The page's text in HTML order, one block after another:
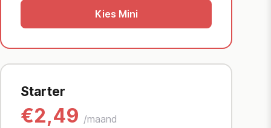
Kies Mini
Starter
€2,49 /maand